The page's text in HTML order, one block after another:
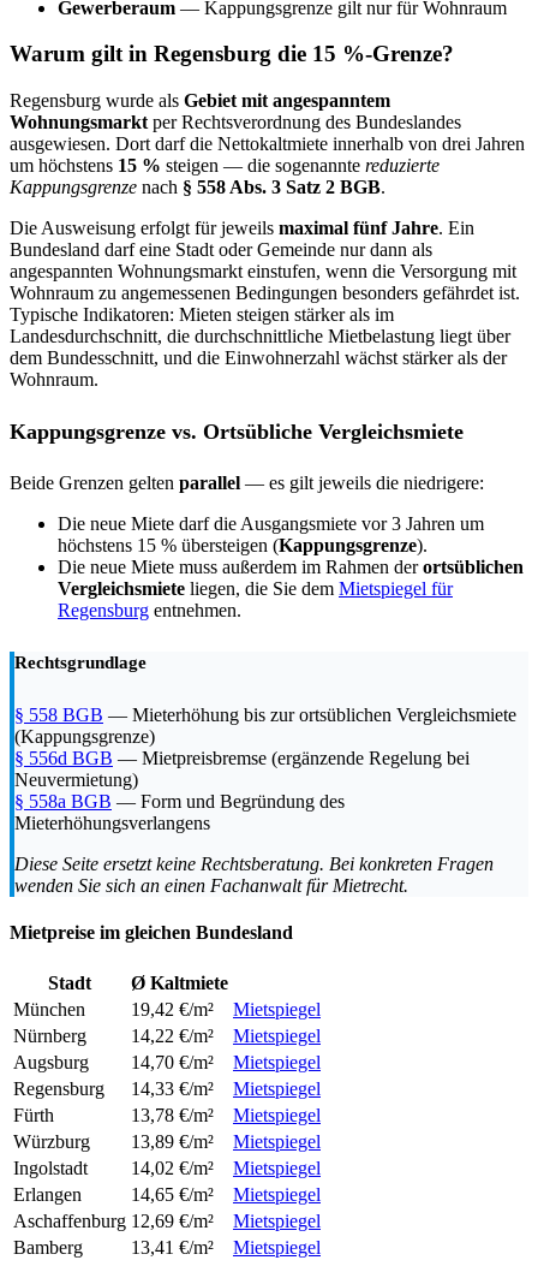
Gewerberaum — Kappungsgrenze gilt nur für Wohnraum
Warum gilt in Regensburg die 15 %-Grenze?
Regensburg wurde als Gebiet mit angespanntem
Wohnungsmarkt per Rechtsverordnung des Bundeslandes
ausgewiesen. Dort darf die Nettokaltmiete innerhalb von drei Jahren
um höchstens 15 % steigen — die sogenannte reduzierte
Kappungsgrenze nach § 558 Abs. 3 Satz 2 BGB.
Die Ausweisung erfolgt für jeweils maximal fünf Jahre. Ein
Bundesland darf eine Stadt oder Gemeinde nur dann als
angespannten Wohnungsmarkt einstufen, wenn die Versorgung mit
Wohnraum zu angemessenen Bedingungen besonders gefährdet ist.
Typische Indikatoren: Mieten steigen stärker als im
Landesdurchschnitt, die durchschnittliche Mietbelastung liegt über
dem Bundesschnitt, und die Einwohnerzahl wächst stärker als der
Wohnraum.
Kappungsgrenze vs. Ortsübliche Vergleichsmiete
Beide Grenzen gelten parallel — es gilt jeweils die niedrigere:
Die neue Miete darf die Ausgangsmiete vor 3 Jahren um
höchstens 15 % übersteigen (Kappungsgrenze).
Die neue Miete muss außerdem im Rahmen derortsüblichen
Vergleichsmiete liegen, die Sie dem Mietspiegel für
Regensburg entnehmen.
Rechtsgrundlage
§ 558 BGB — Mieterhöhung bis zur ortsüblichen Vergleichsmiete
(Kappungsgrenze)
§ 556d BGB — Mietpreisbremse (ergänzende Regelung bei
Neuvermietung)
§ 558a BGB — Form und Begründung des
Mieterhöhungsverlangens
Diese Seite ersetzt keine Rechtsberatung. Bei konkreten Fragen
wenden Sie sich an einen Fachanwalt für Mietrecht.
Mietpreise im gleichen Bundesland
Stadt
Ø Kaltmiete
München
19,42 €/m²
Mietspiegel
Nürnberg
14,22 €/m²
Mietspiegel
Augsburg
14,70 €/m²
Mietspiegel
Regensburg
14,33 €/m²
Mietspiegel
Fürth
13,78 €/m²
Mietspiegel
Würzburg
13,89 €/m²
Mietspiegel
Ingolstadt
14,02 €/m²
Mietspiegel
Erlangen
14,65 €/m²
Mietspiegel
Aschaffenburg 12,69 €/m²
Mietspiegel
Bamberg
13,41 €/m² Mietspiegel